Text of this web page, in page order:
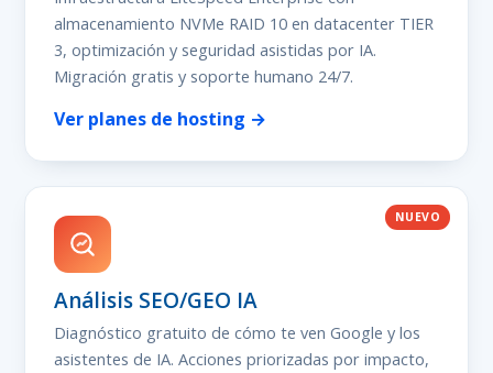
almacenamiento NVMe RAID 10 en datacenter TIER
3, optimización y seguridad asistidas por IA.
Migración gratis y soporte humano 24/7.
Ver planes de hosting →
NUEVO
Análisis SEO/GEO IA
Diagnóstico gratuito de cómo te ven Google y los
asistentes de IA. Acciones priorizadas por impacto,